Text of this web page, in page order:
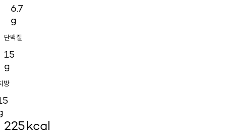
6.7
g
단백질
15
g
방
225kcal